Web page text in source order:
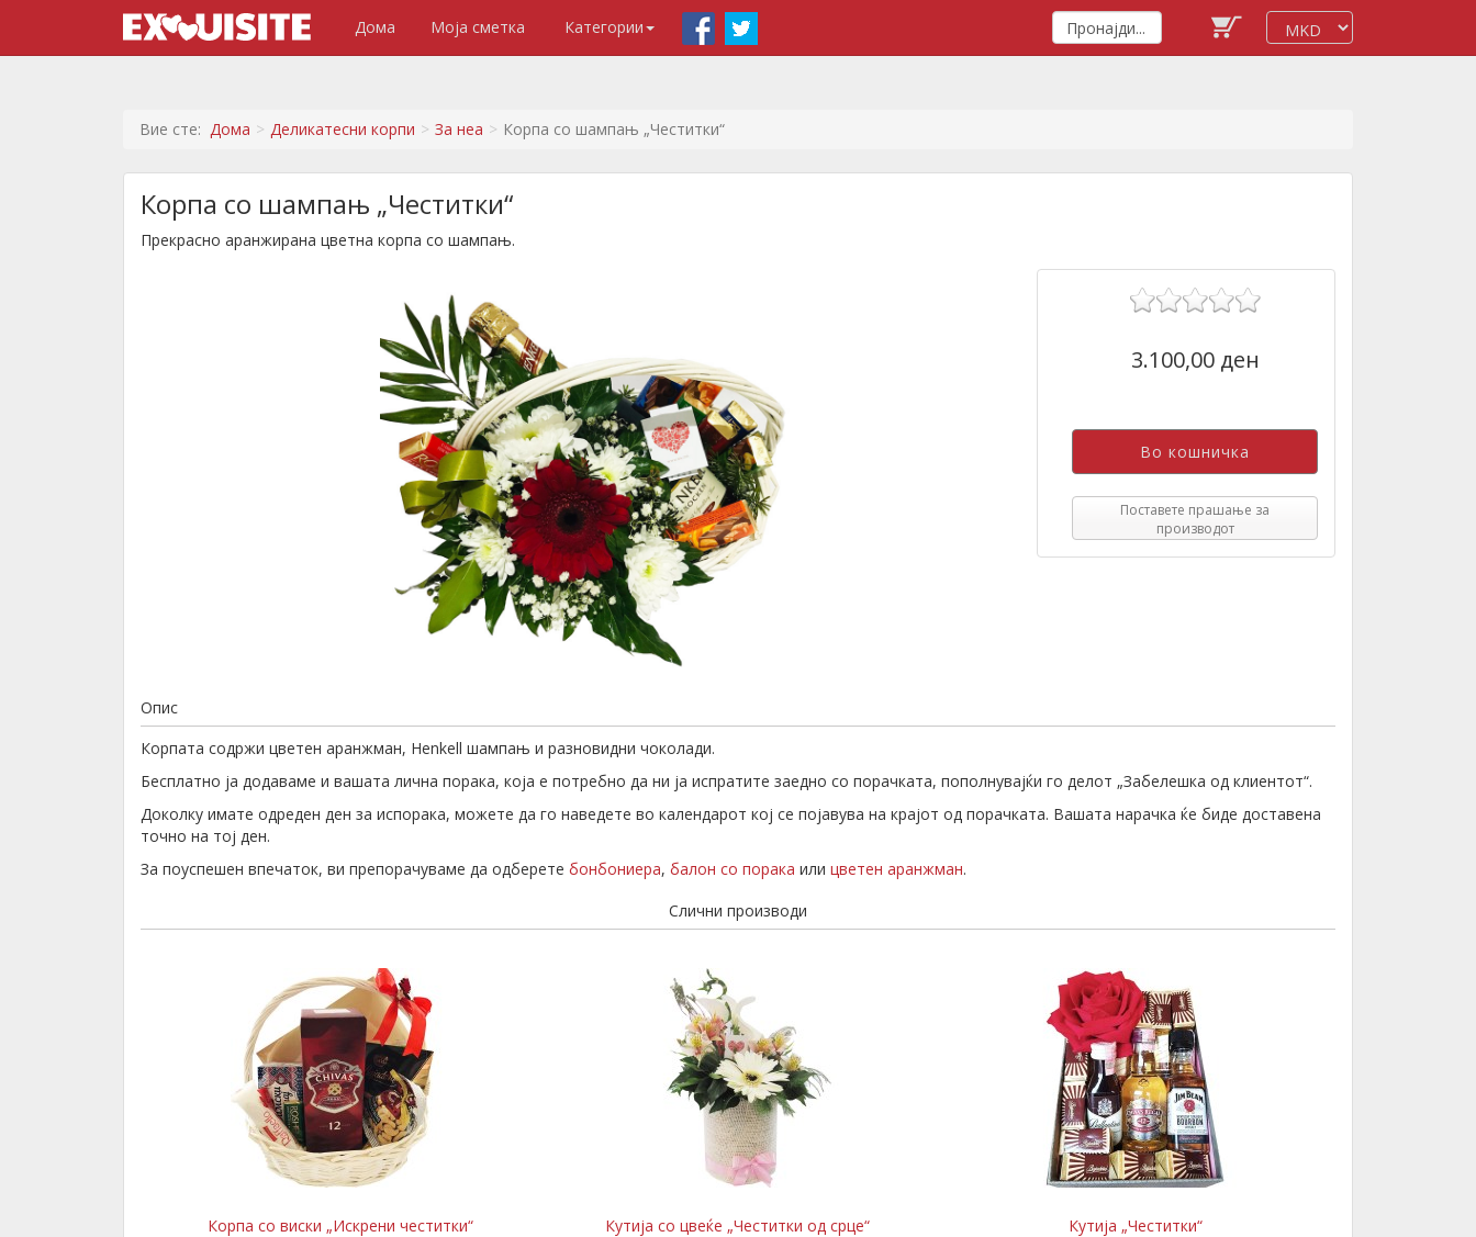
Дома Моја сметка Категории
Вие сте: Дома Деликатесни корпи За неа Корпа со шампањ „Честитки“
Корпа со шампањ „Честитки“
Прекрасно аранжирана цветна корпа со шампањ.
3.100,00 ден
Поставете прашање за
производот
Опис
Корпата содржи цветен аранжман, Henkell шампањ и разновидни чоколади.
Бесплатно ја додаваме и вашата лична порака, која е потребно да ни ја испратите заедно со порачката, пополнувајќи го делот „Забелешка од клиентот“.
Доколку имате одреден ден за испорака, можете да го наведете во календарот кој се појавува на крајот од порачката. Вашата нарачка ќе биде доставена
точно на тој ден.
За поуспешен впечаток, ви препорачуваме да одберете бонбониера, балон со порака или цветен аранжман.
Слични производи
Корпа со виски „Искрени честитки“ Кутија со цвеќе „Честитки од срце“ Кутија „Честитки“